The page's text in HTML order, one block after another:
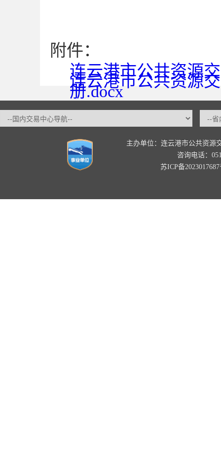
附件：
连云港市公共资源
册.docx
连云港市公共资源
主办单位：连云港市公共资源
咨询电话：
苏ICP备